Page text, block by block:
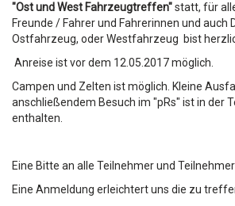
"Ost und West Fahrzeugtreffen"statt, für
Freunde / Fahrer und Fahrerinnen und auch
Ostfahrzeug, oder Westfahrzeug bist
Anreise ist vor dem 12.05.2017 möglich.
Campen und Zelten ist möglich. Kleine
anschließendem Besuch im "pRs" ist in der
enthalten.
Eine Bitte an alle Teilnehmer und
Eine Anmeldung erleichtert uns die zu